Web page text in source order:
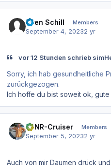
Sven Schill Members
September 4, 20232 yr
vor 12 Stunden schrieb
Sorry, ich hab gesundheitliche
zurückgezogen.
Ich hoffe du bist soweit ok, gute
EDNR-Cruiser Members
September 5, 20232 yr
Auch von mir Daumen drück